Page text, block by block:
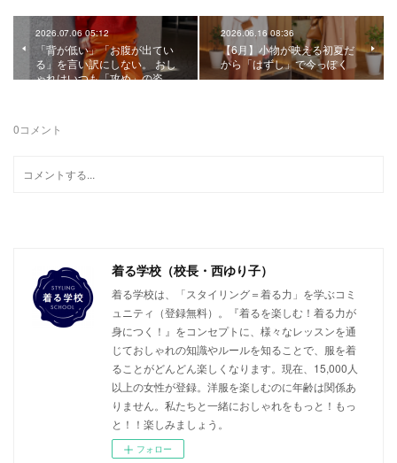
2026.07.06 05:12
「背が低い」「お腹が出てい
る」を言い訳にしない。 おし
ゃれはいつも「攻め」の姿…
2026.06.16 08:36
【6月】小物が映える初夏だ
から「はずし」で今っぽく
0コメント
着る学校（校長・西ゆり子）
着る学校は、「スタイリング＝着る力」を学ぶコミ
ュニティ（登録無料）。『着るを楽しむ！着る力が
身につく！』をコンセプトに、様々なレッスンを通
じておしゃれの知識やルールを知ることで、服を着
ることがどんどん楽しくなります。現在、15,000人
以上の女性が登録。洋服を楽しむのに年齢は関係あ
りません。私たちと一緒におしゃれをもっと！もっ
と！！楽しみましょう。
フォロー